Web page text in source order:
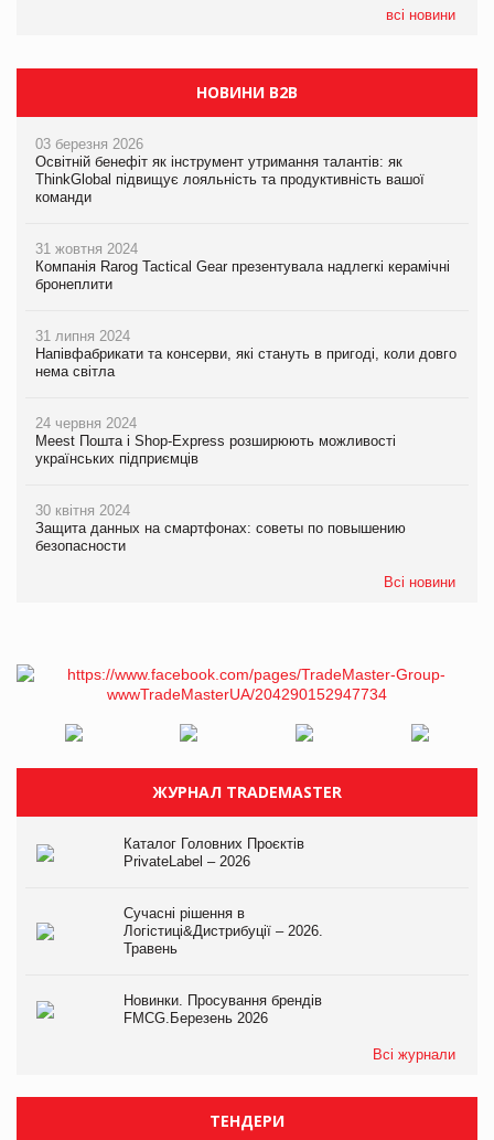
всі новини
НОВИНИ B2B
03 березня 2026
Освітній бенефіт як інструмент утримання талантів: як
ThinkGlobal підвищує лояльність та продуктивність вашої
команди
31 жовтня 2024
Компанія Rarog Tactical Gear презентувала надлегкі керамічні
бронеплити
31 липня 2024
Напівфабрикати та консерви, які стануть в пригоді, коли довго
нема світла
24 червня 2024
Meest Пошта і Shop-Express розширюють можливості
українських підприємців
30 квітня 2024
Защита данных на смартфонах: советы по повышению
безопасности
Всі новини
ЖУРНАЛ TRADEMASTER
Каталог Головних Проєктів
PrivateLabel – 2026
Сучасні рішення в
Логістиці&Дистрибуції – 2026.
Травень
Новинки. Просування брендів
FMCG.Березень 2026
Всі журнали
ТЕНДЕРИ